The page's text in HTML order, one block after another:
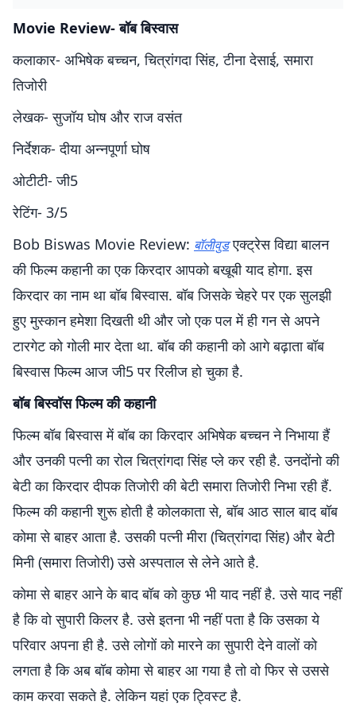
Movie Review- बॉब बिस्वास
कलाकार- अभिषेक बच्चन, चित्रांगदा सिंह, टीना देसाई, समारा
तिजोरी
लेखक- सुजॉय घोष और राज वसंत
निर्देशक- दीया अन्नपूर्णा घोष
ओटीटी- जी5
रेटिंग- 3/5
Bob Biswas Movie Review: बॉलीवुडएक्ट्रेस विद्या बालन
की फिल्म कहानी का एक किरदार आपको बखूबी याद होगा. इस
किरदार का नाम था बॉब बिस्वास. बॉब जिसके चेहरे पर एक सुलझी
हुए मुस्कान हमेशा दिखती थी और जो एक पल में ही गन से अपने
टारगेट को गोली मार देता था. बॉब की कहानी को आगे बढ़ाता बॉब
बिस्वास फिल्म आज जी5 पर रिलीज हो चुका है.
बॉब बिस्वॉस फिल्म की कहानी
फिल्म बॉब बिस्वास में बॉब का किरदार अभिषेक बच्चन ने निभाया हैं
और उनकी पत्नी का रोल चित्रांगदा सिंह प्ले कर रही है. उनदोंनो की
बेटी का किरदार दीपक तिजोरी की बेटी समारा तिजोरी निभा रही हैं.
फिल्म की कहानी शुरू होती है कोलकाता से, बॉब आठ साल बाद बॉब
कोमा से बाहर आता है. उसकी पत्नी मीरा (चित्रांगदा सिंह) और बेटी
मिनी (समारा तिजोरी) उसे अस्पताल से लेने आते है.
कोमा से बाहर आने के बाद बॉब को कुछ भी याद नहीं है. उसे याद नहीं
है कि वो सुपारी किलर है. उसे इतना भी नहीं पता है कि उसका ये
परिवार अपना ही है. उसे लोगों को मारने का सुपारी देने वालों को
लगता है कि अब बॉब कोमा से बाहर आ गया है तो वो फिर से उससे
काम करवा सकते है. लेकिन यहां एक ट्विस्ट है.